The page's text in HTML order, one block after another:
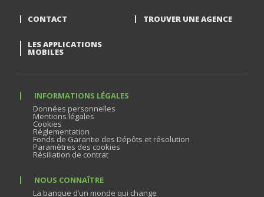
CONTACT TROUVER UNE AGENCE
LES APPLICATIONS
MOBILES
INFORMATIONS LÉGALES
Données personnelles
Mentions légales
Cookies
Réglementation
Fonds de Garantie des Dépôts et résolution
Paramètres des cookies
Résiliation de contrat
NOUS CONNAÎTRE
La banque d’un monde qui change